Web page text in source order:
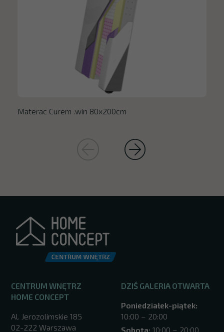
Materac Curem .win 80x200cm
CENTRUM WNĘTRZ
HOME CONCEPT
Al. Jerozolimskie 185
02-222 Warszawa
DZIŚ GALERIA OTWARTA
Poniedziałek-piątek:
10:00 – 20:00
Sobota: 10:00 – 20:00